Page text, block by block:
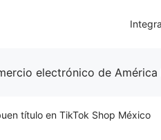
electrónico de América
título en TikTok Shop México